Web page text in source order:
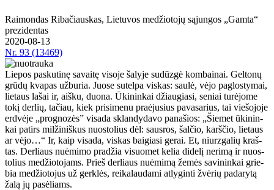
Rai­mon­das Ri­ba­čiaus­kas, Lie­tu­vos me­džio­to­jų są­jun­gos „Gam­ta“
pre­zi­den­tas
2020-08-13
Nr. 93 (13469)
Lie­pos pas­ku­ti­nę sa­vai­tę vi­so­je ša­ly­je su­dūz­gė kom­bai­nai. Gel­to­nų
grū­dų kva­pas už­bu­ria. Juo­se su­tel­pa vis­kas: sau­lė, vė­jo pa­glos­ty­mai,
lie­taus la­šai ir, aiš­ku, duo­na. Ūki­nin­kai džiau­gia­si, se­niai tu­rė­jo­me
to­kį der­lių, ta­čiau, kiek pri­si­me­nu pra­ėju­sius pa­va­sa­rius, tai vie­šo­jo­je
erd­vė­je „prog­no­zės” vi­sa­da sklan­dy­da­vo pa­na­šios: „Šie­met ūki­nin­
kai pa­tirs mil­ži­niš­kus nuos­to­lius dėl: saus­ros, šal­čio, karš­čio, lie­taus
ar vė­jo…“ Ir, kaip vi­sa­da, vis­kas bai­gia­si ge­rai. Et, niurz­ga­lių kraš­
tas. Der­liaus nu­ė­mi­mo pra­džia vi­suo­met ke­lia di­de­lį ne­ri­mą ir nuos­
to­lius me­džio­to­jams. Prieš der­liaus nu­ė­mi­mą že­mės sa­vi­nin­kai grie­
bia me­džio­to­jus už ger­klės, rei­ka­lau­da­mi at­ly­gin­ti žvė­rių pa­da­ry­tą
ža­lą jų pa­sė­liams.